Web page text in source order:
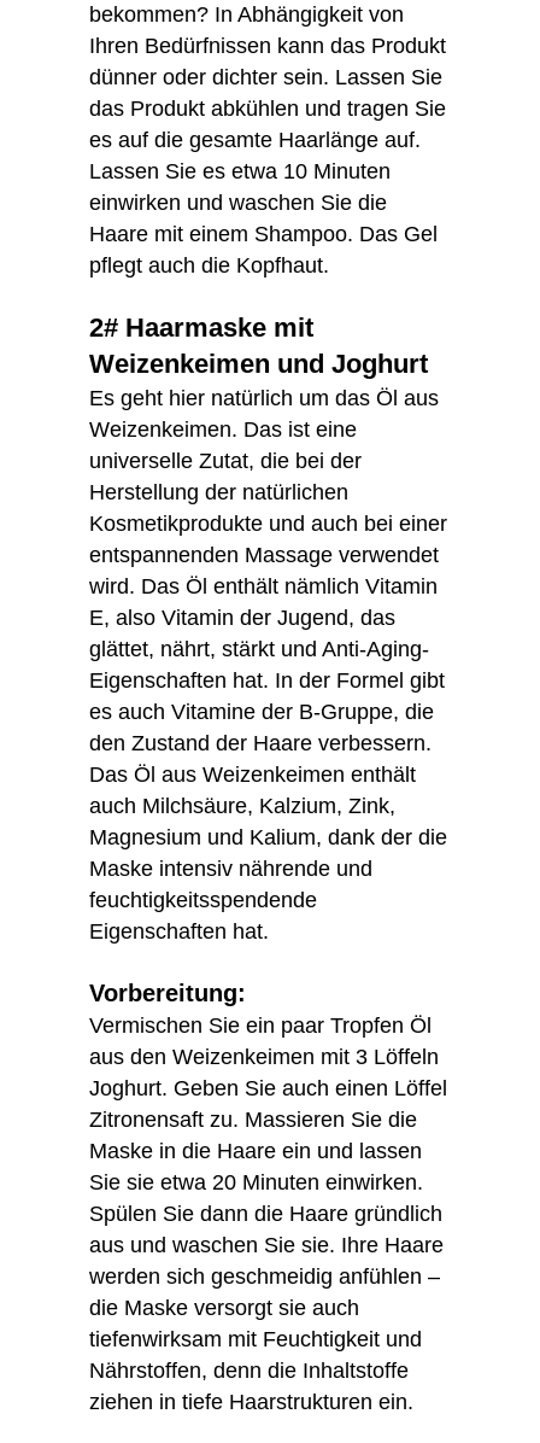
bekommen? In Abhängigkeit von
Ihren Bedürfnissen kann das Produkt
dünner oder dichter sein. Lassen Sie
das Produkt abkühlen und tragen Sie
es auf die gesamte Haarlänge auf.
Lassen Sie es etwa 10 Minuten
einwirken und waschen Sie die
Haare mit einem Shampoo. Das Gel
pflegt auch die Kopfhaut.
2# Haarmaske mit
Weizenkeimen und Joghurt
Es geht hier natürlich um das Öl aus
Weizenkeimen. Das ist eine
universelle Zutat, die bei der
Herstellung der natürlichen
Kosmetikprodukte und auch bei einer
entspannenden Massage verwendet
wird. Das Öl enthält nämlich Vitamin
E, also Vitamin der Jugend, das
glättet, nährt, stärkt und Anti-Aging-
Eigenschaften hat. In der Formel gibt
es auch Vitamine der B-Gruppe, die
den Zustand der Haare verbessern.
Das Öl aus Weizenkeimen enthält
auch Milchsäure, Kalzium, Zink,
Magnesium und Kalium, dank der die
Maske intensiv nährende und
feuchtigkeitsspendende
Eigenschaften hat.
Vorbereitung:
Vermischen Sie ein paar Tropfen Öl
aus den Weizenkeimen mit 3 Löffeln
Joghurt. Geben Sie auch einen Löffel
Zitronensaft zu. Massieren Sie die
Maske in die Haare ein und lassen
Sie sie etwa 20 Minuten einwirken.
Spülen Sie dann die Haare gründlich
aus und waschen Sie sie. Ihre Haare
werden sich geschmeidig anfühlen –
die Maske versorgt sie auch
tiefenwirksam mit Feuchtigkeit und
Nährstoffen, denn die Inhaltstoffe
ziehen in tiefe Haarstrukturen ein.